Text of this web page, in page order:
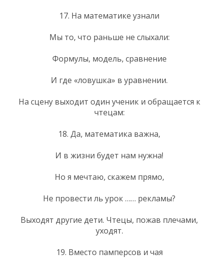
17. На математике узнали
Мы то, что раньше не слыхали:
Формулы, модель, сравнение
И где «ловушка» в уравнении.
На сцену выходит один ученик и обращается к
чтецам:
18. Да, математика важна,
И в жизни будет нам нужна!
Но я мечтаю, скажем прямо,
Не провести ль урок …… рекламы?
Выходят другие дети. Чтецы, пожав плечами,
уходят.
19. Вместо памперсов и чая